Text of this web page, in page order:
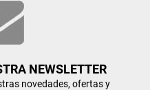
NEWSLETTER
novedades, ofertas y